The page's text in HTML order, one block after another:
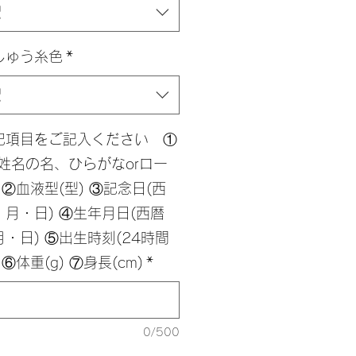
う糸色 *
項目をご記入ください ①
名の名、ひらがなorロー
②血液型(型) ③記念日(西
月・日) ④生年月日(西暦
・日) ⑤出生時刻(24時間
⑥体重(g) ⑦身長(cm) *
0/500